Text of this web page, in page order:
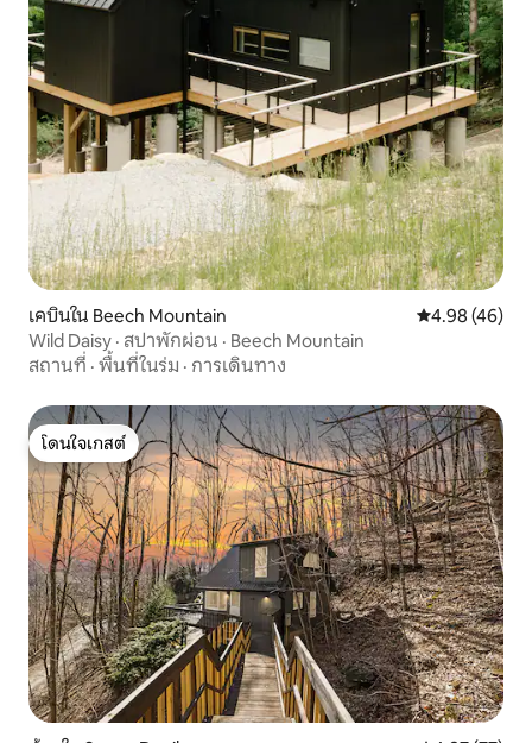
เคบินใน Beech Mountain คะแนนเฉลี่ย
4.98 (46)
Wild Daisy · สปาพักผ่อน · Beech Mountain
สถานที่ · พื้นที่ในร่ม · การเดินทาง
โดนใจเกสต์
โดนใจเกสต์